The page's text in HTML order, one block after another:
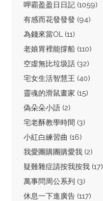
呷霸盈盈日日記 (1059)
有感而花發發發 (94)
為錢來當OL (11)
老娘胃裡能撐船 (110)
空虛無比垃圾話 (32)
宅女生活智慧王 (40)
靈魂的滑鼠畫家 (15)
偽朵朵小語 (2)
宅老酥教學時間 (3)
小紅白練習曲 (16)
我愛團購團購愛我 (2)
疑難雜症請按我按我 (17)
萬事問周公系列 (3)
休息一下進廣告 (117)